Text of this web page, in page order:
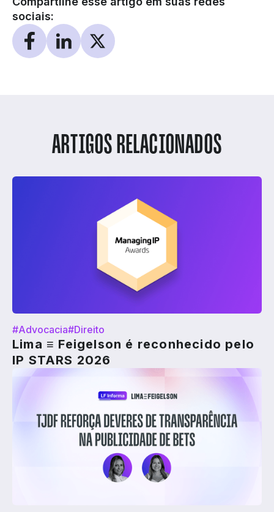
sociais:
ARTIGOS RELACIONADOS
#Advocacia#Direito
Lima ≡ Feigelson é reconhecido pelo
IP STARS 2026